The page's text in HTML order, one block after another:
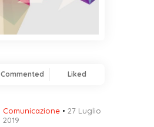
Commented Liked
Comunicazione
27 Luglio
2019